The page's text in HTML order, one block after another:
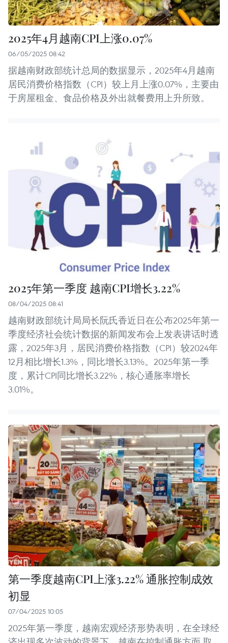
2025年4月越南CPI上涨0.07%
06/05/2025 08:42
据越南财政部统计总局的数据显示，2025年4月越南
居民消费价格指数（CPI）较上月上涨0.07%，主要由
于房屋租金、食品价格及外出就餐费用上升所致。
2025年第一季度 越南CPI增长3.22%
08/04/2025 08:41
越南财政部统计局局长阮氏香近日在公布2025年第一
季度经济社会统计数据的新闻发布会上发表讲话时透
露，2025年3月，居民消费价格指数（CPI）较2024年
12月相比增长1.3%，同比增长3.13%。2025年第一季
度，累计CPI同比增长3.22%，核心通胀率增长
3.01%。
第一季度越南CPI上涨3.22% 通胀控制成效
初显
07/04/2025 10:05
2025年第一季度，越南宏观经济形势表明，在全球经